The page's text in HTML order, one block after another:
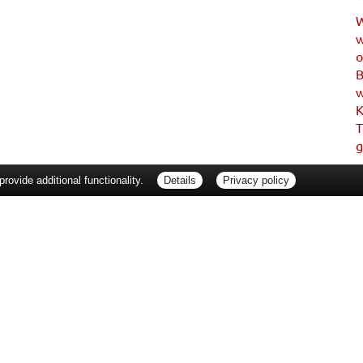
additional functionality. Details Privacy policy